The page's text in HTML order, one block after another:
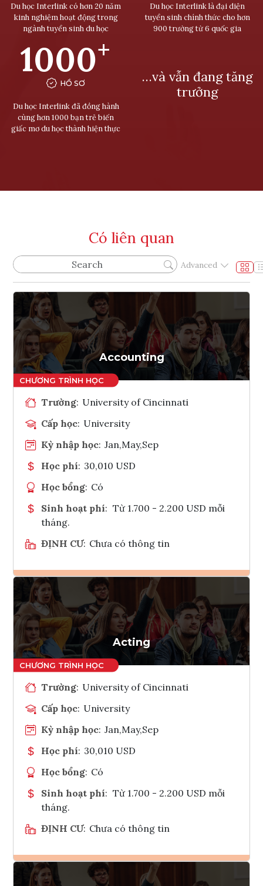
Du học Interlink có hơn 20 năm
kinh nghiệm hoạt động trong
ngành tuyển sinh du học
Du học Interlink là đại diện
tuyển sinh chính thức cho hơn
900 trường từ 6 quốc gia
1000+
HỒ SƠ
Du học Interlink đã đồng hành
cùng hơn 1000 bạn trẻ biến
giấc mơ du học thành hiện thực
…và vẫn đang tăng
trưởng
Có liên quan
Advanced
Accounting
Trường: University of Cincinnati
Cấp học: University
Kỳ nhập học: Jan,May,Sep
Học phí: 30,010 USD
Học bổng: Có
Sinh hoạt phí: Từ 1.700 - 2.200 USD mỗi
tháng.
ĐỊNH CƯ: Chưa có thông tin
Ghi danh
Tham vấn Interlink
Acting
Trường: University of Cincinnati
Cấp học: University
Kỳ nhập học: Jan,May,Sep
Học phí: 30,010 USD
Học bổng: Có
Sinh hoạt phí: Từ 1.700 - 2.200 USD mỗi
tháng.
ĐỊNH CƯ: Chưa có thông tin
Ghi danh